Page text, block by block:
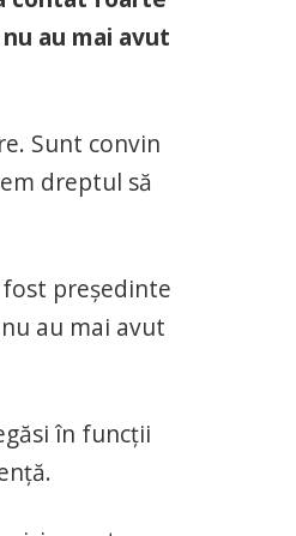
au mai avut
Sunt convin
dreptul să
preşedinte
au mai avut
în funcţii